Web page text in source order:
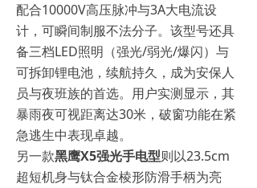
配合10000V高压脉冲与3A大电流设
计，可瞬间制服不法分子。该型号还具
备三档LED照明（强光/弱光/爆闪）与
可拆卸锂电池，续航持久，成为安保人
员与夜班族的首选。用户实测显示，其
暴雨夜可视距离达30米，破窗功能在紧
急逃生中表现卓越。
另一款黑鹰X5强光手电型则以23.5cm
超短机身与钛合金棱形防滑手柄为亮